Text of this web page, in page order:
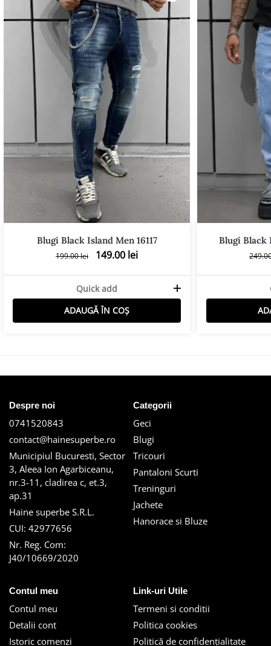
Blugi Black Island Men 16117
199.00lei 149.00 lei
Quick add
ADAUGĂ ÎN COȘ
Blugi Black
Despre noi
0741520843
contact@hainesuperbe.ro
Municipiul Bucuresti, Sector
3, Aleea Ion Agarbiceanu,
nr.3-11, cladirea c, et.3,
ap.31
Haine superbe S.R.L.
CUI: 42977656
Nr. Reg. Com:
J40/10669/2020
Categorii
Geci
Blugi
Tricouri
Pantaloni Scurti
Treninguri
Jachete
Hanorace si Bluze
Contul meu
Contul meu
Detalii cont
Istoric comenzi
Link-uri Utile
Termeni si conditii
Politica cookies
Politică de confidențialitate